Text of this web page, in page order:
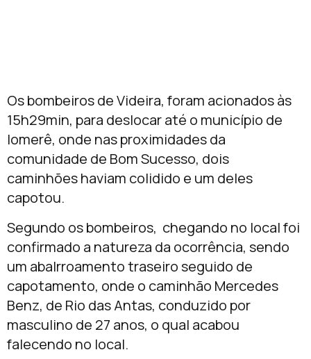
Os bombeiros de Videira, foram acionados às
15h29min, para deslocar até o município de
Iomerê, onde nas proximidades da
comunidade de Bom Sucesso, dois
caminhões haviam colidido e um deles
capotou.
Segundo os bombeiros, chegando no local foi
confirmado a natureza da ocorrência, sendo
um abalrroamento traseiro seguido de
capotamento, onde o caminhão Mercedes
Benz, de Rio das Antas, conduzido por
masculino de 27 anos, o qual acabou
falecendo no local.